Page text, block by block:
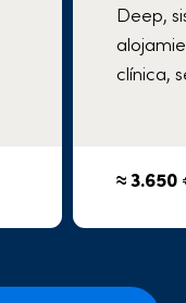
Deep,
clínica,
≈